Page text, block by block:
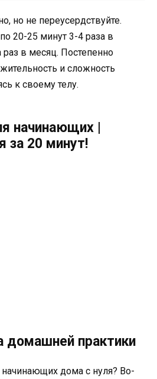
но не переусердствуйте.
20-25 минут 3-4 раза в
в месяц. Постепенно
и сложность
к своему телу.
начинающих |
за 20 минут!
домашней практики
дома с нуля? Во-